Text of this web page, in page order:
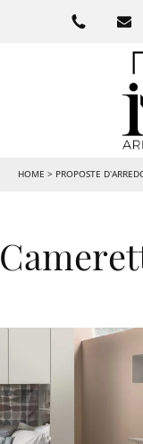
HOME > PROPOSTE